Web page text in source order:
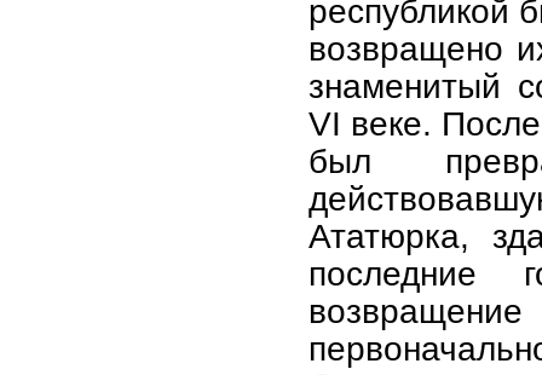
республикой
возвращено
знаменитый
VI веке.
был
Ататюрка,
последние